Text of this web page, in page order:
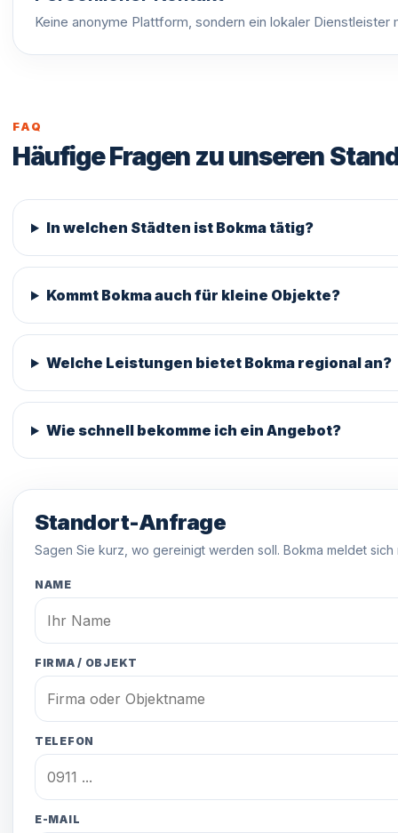
Keine anonyme Plattform, sondern ein lokaler
FAQ
Häufige Fragen zu unseren
In welchen Städten ist Bokma tätig?
Kommt Bokma auch für kleine Objekte?
Welche Leistungen bietet Bokma regional an?
Wie schnell bekomme ich ein Angebot?
Standort-Anfrage
Sagen Sie kurz, wo gereinigt werden soll. Bokma meldet
NAME
FIRMA / OBJEKT
TELEFON
E-MAIL